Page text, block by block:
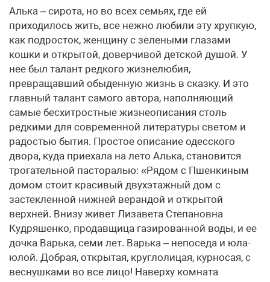
Алька – сирота, но во всех семьях, где ей
приходилось жить, все нежно любили эту хрупкую,
как подросток, женщину с зелеными глазами
кошки и открытой, доверчивой детской душой. У
нее был талант редкого жизнелюбия,
превращавший обыденную жизнь в сказку. И это
главный талант самого автора, наполняющий
самые бесхитростные жизнеописания столь
редкими для современной литературы светом и
радостью бытия. Простое описание одесского
двора, куда приехала на лето Алька, становится
трогательной пасторалью: «Рядом с Пшенкиным
домом стоит красивый двухэтажный дом с
застекленной нижней верандой и открытой
верхней. Внизу живет Лизавета Степановна
Кудряшенко, продавщица газированной воды, и ее
дочка Варька, семи лет. Варька – непоседа и юла-
юлой. Добрая, открытая, круглолицая, курносая, с
веснушками во все лицо! Наверху комната